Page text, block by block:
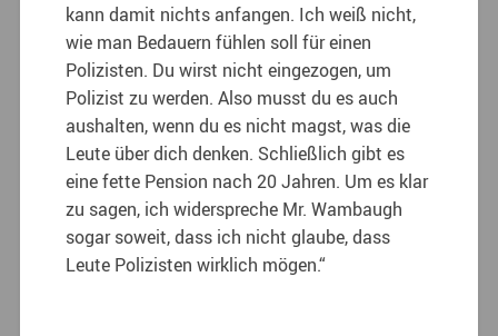
kann damit nichts anfangen. Ich weiß nicht,
wie man Bedauern fühlen soll für einen
Polizisten. Du wirst nicht eingezogen, um
Polizist zu werden. Also musst du es auch
aushalten, wenn du es nicht magst, was die
Leute über dich denken. Schließlich gibt es
eine fette Pension nach 20 Jahren. Um es klar
zu sagen, ich widerspreche Mr. Wambaugh
sogar soweit, dass ich nicht glaube, dass
Leute Polizisten wirklich mögen.“